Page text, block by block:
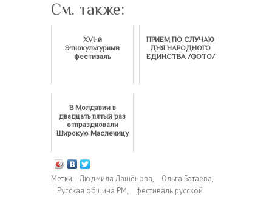
См. также:
XVI-й
Этнокультурный
фестиваль
ПРИЕМ ПО СЛУЧАЮ
ДНЯ НАРОДНОГО
ЕДИНСТВА /ФОТО/
В Молдавии в
двадцать пятый раз
отпраздновали
Широкую Масленицу
Метки: Людмила Лащёнова, Ольга Батаева,
Русская община РМ,
фестиваль русской